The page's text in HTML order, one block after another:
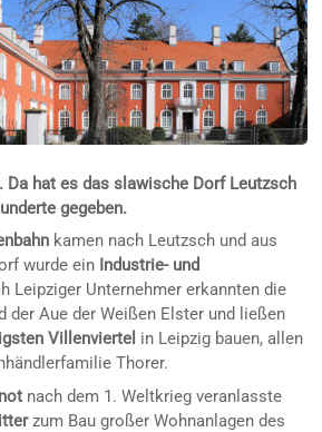
Da hat es das slawische Dorf Leutzsch
gegeben.
kamen nach Leutzsch und aus
wurde ein Industrie- und
Leipziger Unternehmer erkannten die
der Aue der Weißen Elster und ließen
Villenviertel in Leipzig bauen, allen
Thorer.
nach dem 1. Weltkrieg veranlasste
zum Bau großer Wohnanlagen des